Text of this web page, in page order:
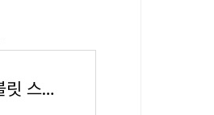
홈플래닛 140cm 자바라 스탠드 탭 패드 태블릿 스마트폰 거치대 대형